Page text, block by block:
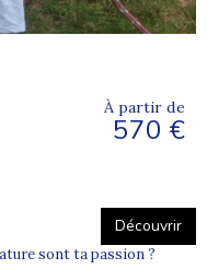
À partir de
570 €
Découvrir
sont ta passion ?